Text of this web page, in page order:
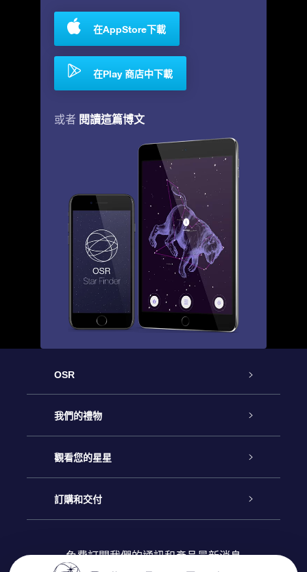
在AppStore下載
在Play 商店中下載
或者 閱讀這篇博文
OSR
客戶服務
聯繫我們
博客
我們的禮物
Online Star禮物
OSR禮物包
觀看您的星星
星星注册
訂購和交付
免費訂閱我們的通訊和產品最新消息